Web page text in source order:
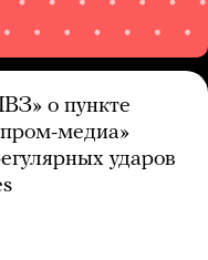
о пункте
медиа»
ударов